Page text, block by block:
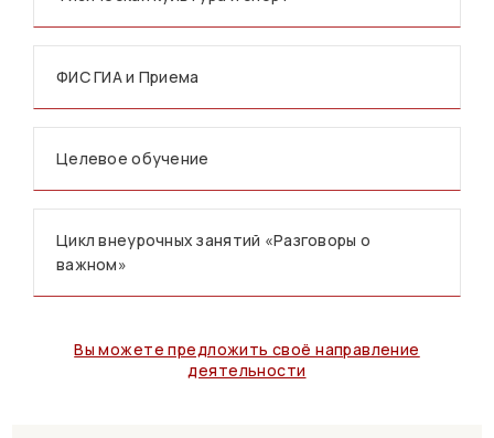
ФИС ГИА и Приема
Целевое обучение
Цикл внеурочных занятий «Разговоры о
важном»
Вы можете предложить своё направление
деятельности